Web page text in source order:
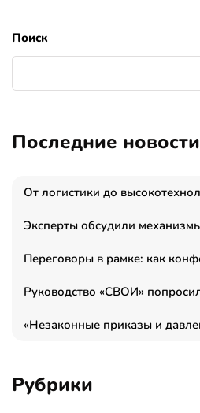
Поиск
Последние новости
Рубрики